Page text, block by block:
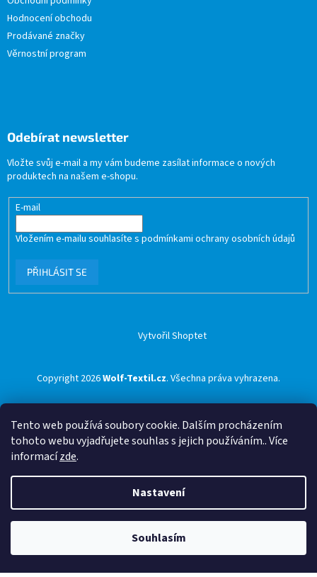
Tento web používá soubory cookie. Dalším procházením
tohoto webu vyjadřujete souhlas s jejich používáním.. Více
informacízde.
Nastavení
Souhlasím
Hodnocení obchodu
Prodávané značky
Věrnostní program
Odebírat newsletter
Vložte svůj e-mail a my vám budeme zasílat informace o nových
produktech na našem e-shopu.
E-mail
Vložením e-mailu souhlasíte s podmínkami ochrany osobních údajů
PŘIHLÁSIT SE
Vytvořil Shoptet
Copyright 2026Wolf-Textil.cz. Všechna práva vyhrazena.